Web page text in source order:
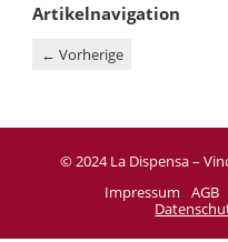
Artikelnavigation
← Vorherige
© 2024 La Dispensa –
Impressum
AGB